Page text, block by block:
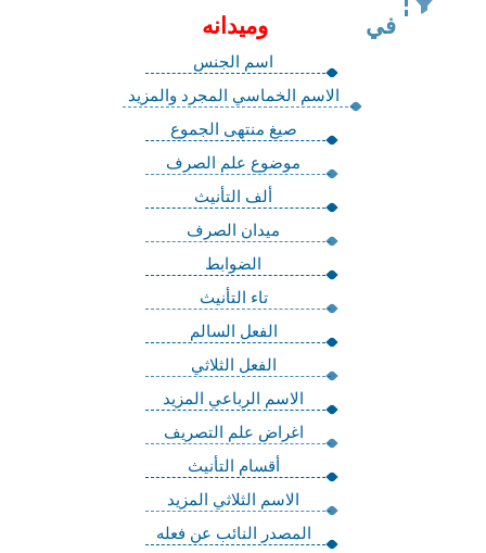
في
وميدانه
اسم الجنس
الاسم الخماسي المجرد والمزيد
صيغ منتهى الجموع
موضوع علم الصرف
ألف التأنيث
ميدان الصرف
الضوابط
تاء التأنيث
الفعل السالم
الفعل الثلاثي
الاسم الرباعي المزيد
اغراض علم التصريف
أقسام التأنيث
الاسم الثلاثي المزيد
المصدر النائب عن فعله